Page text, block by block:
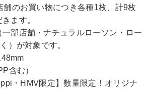
のお買い物につき各種1枚、計9枚
ます。
部店舗・ナチュラルローソン・ロー
）が対象です。
含む）
・HMV限定】数量限定！オリジナ